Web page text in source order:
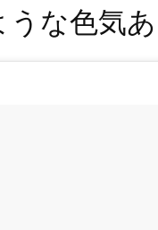
な色気